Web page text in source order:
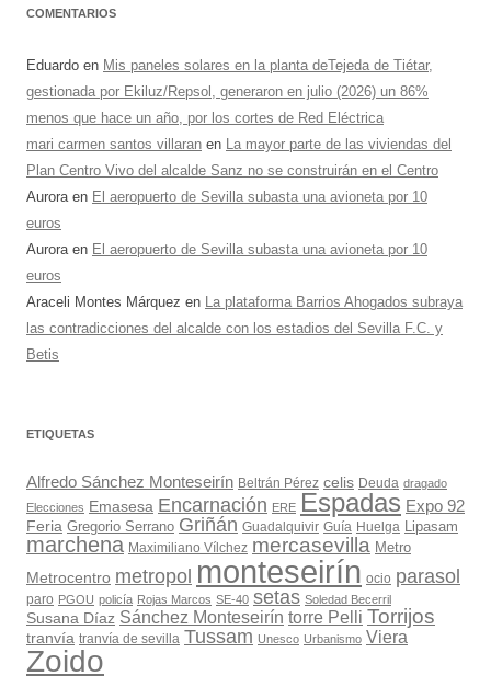
COMENTARIOS
Eduardo en Mis paneles solares en la planta deTejeda de Tiétar,
gestionada por Ekiluz/Repsol, generaron en julio (2026) un 86%
menos que hace un año, por los cortes de Red Eléctrica
mari carmen santos villaran en La mayor parte de las viviendas del
Plan Centro Vivo del alcalde Sanz no se construirán en el Centro
Auroraen El aeropuerto de Sevilla subasta una avioneta por 10
euros
Auroraen El aeropuerto de Sevilla subasta una avioneta por 10
euros
Araceli Montes Márquez en La plataforma Barrios Ahogados subraya
las contradicciones del alcalde con los estadios del Sevilla F.C. y
Betis
ETIQUETAS
Alfredo Sánchez Monteseirín Beltrán Pérez celis Deuda dragado
Elecciones Emasesa Encarnación ERE Espadas Expo 92
Feria Gregorio Serrano Griñán Guadalquivir Guía Huelga Lipasam
marchena Maximiliano Vílchez mercasevilla Metro
Metrocentro metropol monteseirín ocio parasol
paro PGOU policía Rojas Marcos SE-40 setas Soledad Becerril
Susana Díaz Sánchez Monteseirín torre Pelli Torrijos
tranvía tranvía de sevilla Tussam Unesco Urbanismo Viera
Zoido